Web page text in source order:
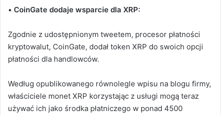
• CoinGate dodaje wsparcie dla XRP:
Zgodnie z udostępnionym tweetem, procesor płatności
kryptowalut, CoinGate, dodał token XRP do swoich opcji
płatności dla handlowców.
Według opublikowanego równolegle wpisu na blogu firmy,
właściciele monet XRP korzystając z usługi mogą teraz
używać ich jako środka płatniczego w ponad 4500